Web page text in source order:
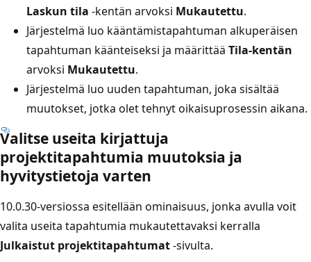
Laskun tila -kentän arvoksi Mukautettu.
Järjestelmä luo kääntämistapahtuman alkuperäisen
tapahtuman käänteiseksi ja määrittää Tila-kentän
arvoksi Mukautettu.
Järjestelmä luo uuden tapahtuman, joka sisältää
muutokset, jotka olet tehnyt oikaisuprosessin aikana.
Valitse useita kirjattuja
projektitapahtumia muutoksia ja
hyvitystietoja varten
10.0.30-versiossa esitellään ominaisuus, jonka avulla voit
valita useita tapahtumia mukautettavaksi kerralla
Julkaistut projektitapahtumat-sivulta.